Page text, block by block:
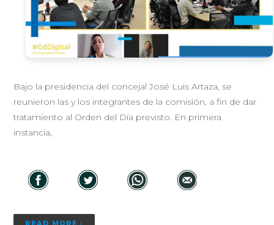
Bajo la presidencia del concejal José Luis Artaza, se
reunieron las y los integrantes de la comisión, a fin de dar
tratamiento al Orden del Día previsto. En primera
instancia,
READ MORE